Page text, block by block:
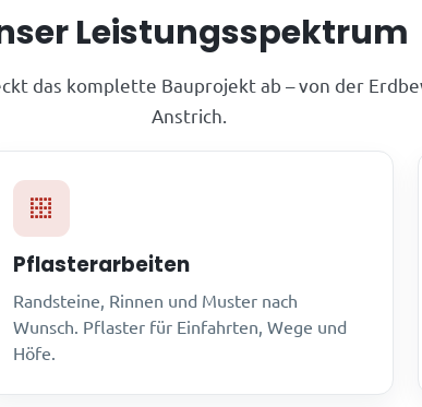
Leistungsspektrum
das komplette Bauprojekt ab – von der
Anstrich.
Pflasterarbeiten
Randsteine, Rinnen und Muster nach
Wunsch. Pflaster für Einfahrten, Wege und
Höfe.